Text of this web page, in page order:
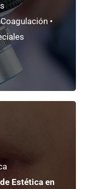
•
Estética en